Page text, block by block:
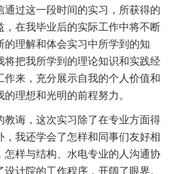
通过这一段时间的实习，所获得的
，在我毕业后的实际工作中将不断
的理解和体会实习中所学到的知
将把我所学到的理论知识和实践经
作来，充分展示自我的个人价值和
理想和光明的前程努力。
教诲，这次实习除了在专业方面得
，我还学会了怎样和同事们友好相
怎样与结构、水电专业的人沟通协
计院的工作程序，开阔了眼界。